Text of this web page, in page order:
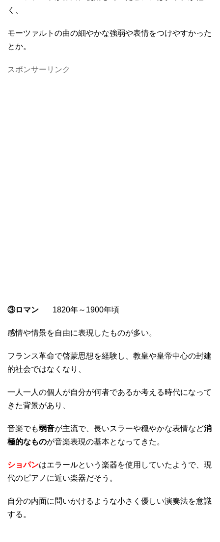
く、
モーツァルトの曲の細やかな強弱や表情をつけやすかった
とか。
スポンサーリンク
③ロマン 1820年～1900年頃
感情や情景を自由に表現したものが多い。
フランス革命で啓蒙思想を経験し、教皇や皇帝中心の封建
的社会ではなくなり、
一人一人の個人が自分が何者であるか考える時代になって
きた背景があり、
音楽でも弱音が主流で、長いスラーや穏やかな表情など消
極的なものが音楽表現の基本となってきた。
ショパンはエラールという楽器を使用していたようで、現
代のピアノに近い楽器だそう。
自分の内面に問いかけるような小さく優しい演奏法を意識
する。